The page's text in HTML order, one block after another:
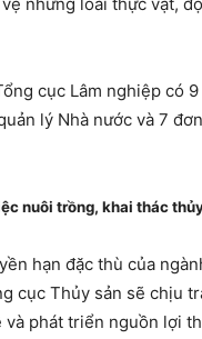
cục Lâm nghiệp có
lý Nhà nước và 7
nuôi trồng, khai thác
hạn đặc thù của
cục Thủy sản sẽ chịu
và phát triển nguồn lợi